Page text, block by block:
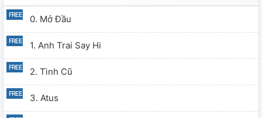
0. Mở Đầu
1. Anh Trai Say Hi
2. Tình Cũ
3. Atus